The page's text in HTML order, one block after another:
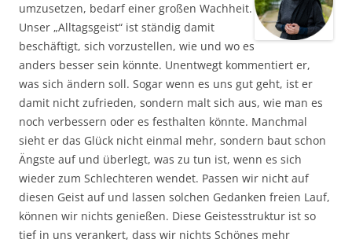
umzusetzen, bedarf einer großen Wachheit.
Unser „Alltagsgeist“ ist ständig damit
beschäftigt, sich vorzustellen, wie und wo es
anders besser sein könnte. Unentwegt kommentiert er,
was sich ändern soll. Sogar wenn es uns gut geht, ist er
damit nicht zufrieden, sondern malt sich aus, wie man es
noch verbessern oder es festhalten könnte. Manchmal
sieht er das Glück nicht einmal mehr, sondern baut schon
Ängste auf und überlegt, was zu tun ist, wenn es sich
wieder zum Schlechteren wendet. Passen wir nicht auf
diesen Geist auf und lassen solchen Gedanken freien Lauf,
können wir nichts genießen. Diese Geistesstruktur ist so
tief in uns verankert, dass wir nichts Schönes mehr